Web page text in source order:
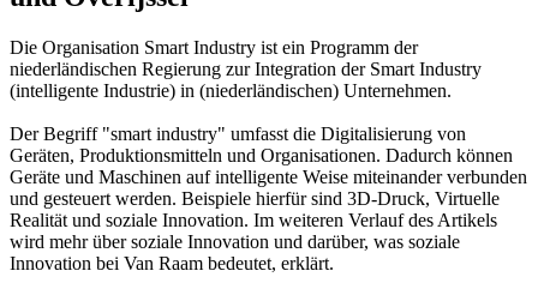
Die Organisation Smart Industry ist ein Programm der
niederländischen Regierung zur Integration der Smart Industry
(intelligente Industrie) in (niederländischen) Unternehmen.
Der Begriff "smart industry" umfasst die Digitalisierung von
Geräten, Produktionsmitteln und Organisationen. Dadurch können
Geräte und Maschinen auf intelligente Weise miteinander verbunden
und gesteuert werden. Beispiele hierfür sind 3D-Druck, Virtuelle
Realität und soziale Innovation. Im weiteren Verlauf des Artikels
wird mehr über soziale Innovation und darüber, was soziale
Innovation bei Van Raam bedeutet, erklärt.